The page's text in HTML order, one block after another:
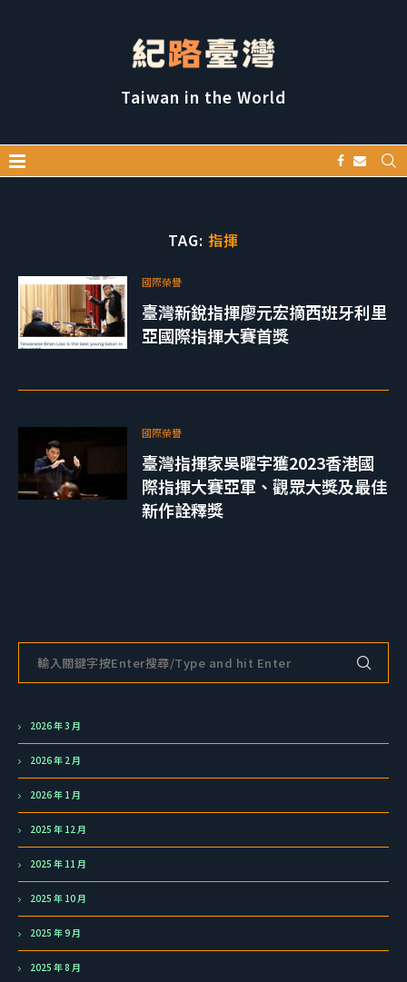
Taiwan in the World
TAG: 指揮
國際榮譽
臺灣新銳指揮廖元宏摘西班牙利里
亞國際指揮大賽首獎
國際榮譽
臺灣指揮家吳曜宇獲2023香港國
際指揮大賽亞軍、觀眾大獎及最佳
新作詮釋獎
2026 年 3 月
2026 年 2 月
2026 年 1 月
2025 年 12 月
2025 年 11 月
2025 年 10 月
2025 年 9 月
2025 年 8 月